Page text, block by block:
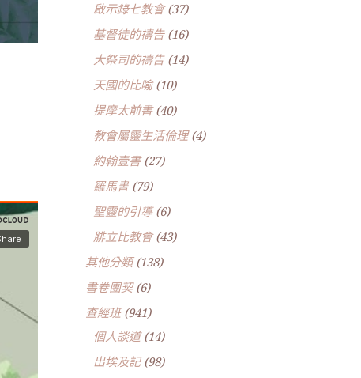
啟示錄七教會(37)
基督徒的禱告(16)
大祭司的禱告(14)
天國的比喻(10)
提摩太前書(40)
教會屬靈生活倫理(4)
約翰壹書(27)
羅馬書(79)
聖靈的引導(6)
腓立比教會(43)
其他分類(138)
書卷團契(6)
查經班(941)
個人談道(14)
出埃及記(98)